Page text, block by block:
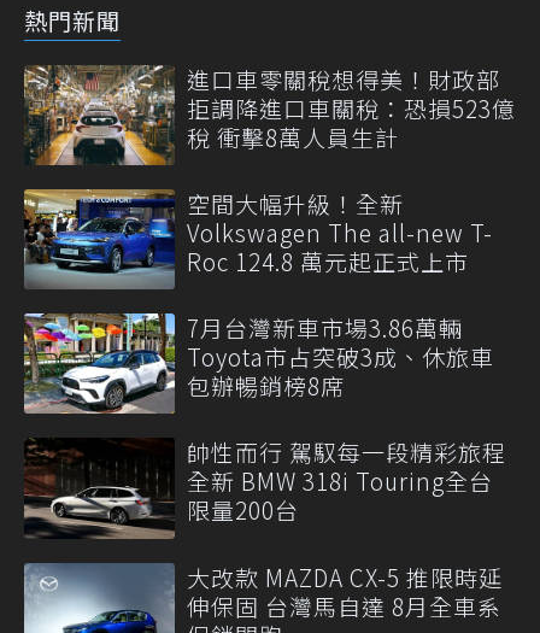
熱門新聞
進口車零關稅想得美！財政部
拒調降進口車關稅：恐損523億
稅 衝擊8萬人員生計
空間大幅升級！全新
Volkswagen The all-new T-
Roc 124.8 萬元起正式上市
7月台灣新車市場3.86萬輛
Toyota市占突破3成、休旅車
包辦暢銷榜8席
帥性而行 駕馭每一段精彩旅程
全新 BMW 318i Touring全台
限量200台
大改款 MAZDA CX-5 推限時延
伸保固 台灣馬自達 8月全車系